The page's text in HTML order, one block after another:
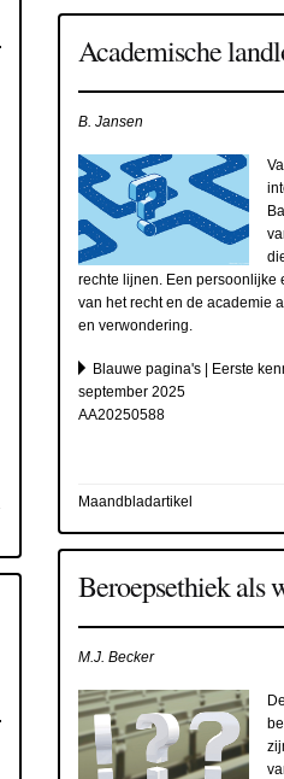
Academische
B. Jansen
rechte lijnen. Een persoonlijke
van het recht en de academie
en verwondering.
Blauwe pagina's | Eerste
september 2025
AA20250588
Maandbladartikel
Beroepsethiek als
M.J. Becker